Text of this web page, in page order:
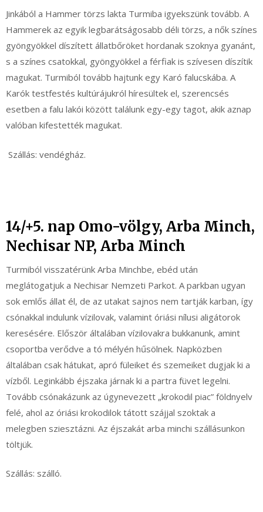
Jinkából a Hammer törzs lakta Turmiba igyekszünk tovább. A
Hammerek az egyik legbarátságosabb déli törzs, a nők színes
gyöngyökkel díszített állatbőröket hordanak szoknya gyanánt,
s a színes csatokkal, gyöngyökkel a férfiak is szívesen díszítik
magukat. Turmiból tovább hajtunk egy Karó falucskába. A
Karók testfestés kultúrájukról híresültek el, szerencsés
esetben a falu lakói között találunk egy-egy tagot, akik aznap
valóban kifestették magukat.
Szállás: vendégház.
14/+5. nap Omo-völgy, Arba Minch,
Nechisar NP, Arba Minch
Turmiból visszatérünk Arba Minchbe, ebéd után
meglátogatjuk a Nechisar Nemzeti Parkot. A parkban ugyan
sok emlős állat él, de az utakat sajnos nem tartják karban, így
csónakkal indulunk vízilovak, valamint óriási nílusi aligátorok
keresésére. Először általában vízilovakra bukkanunk, amint
csoportba verődve a tó mélyén hűsölnek. Napközben
általában csak hátukat, apró füleiket és szemeiket dugjak ki a
vízből. Leginkább éjszaka járnak ki a partra füvet legelni.
Tovább csónakázunk az úgynevezett „krokodil piac” földnyelv
felé, ahol az óriási krokodilok tátott szájjal szoktak a
melegben sziesztázni. Az éjszakát arba minchi szállásunkon
töltjük.
Szállás: szálló.